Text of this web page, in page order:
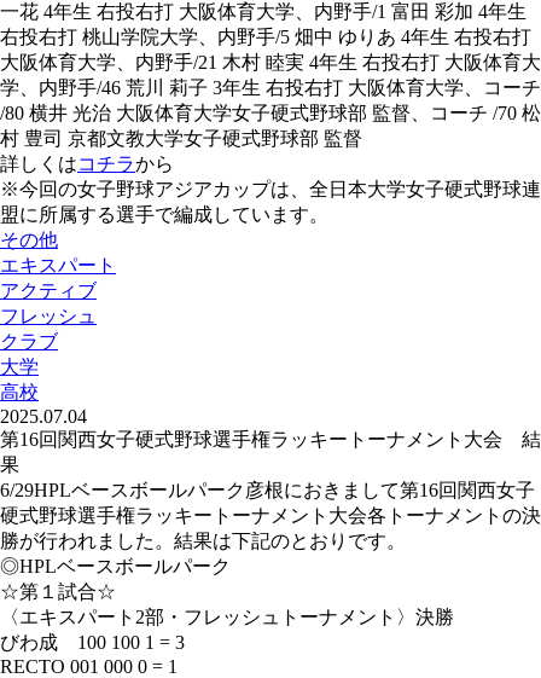
一花 4年生 右投右打 大阪体育大学、内野手/1 富田 彩加 4年生
右投右打 桃山学院大学、内野手/5 畑中 ゆりあ 4年生 右投右打
大阪体育大学、内野手/21 木村 睦実 4年生 右投右打 大阪体育大
学、内野手/46 荒川 莉子 3年生 右投右打 大阪体育大学、コーチ
/80 横井 光治 大阪体育大学女子硬式野球部 監督、コーチ /70 松
村 豊司 京都文教大学女子硬式野球部 監督
詳しくはコチラから
※今回の女子野球アジアカップは、全日本大学女子硬式野球連
盟に所属する選手で編成しています。
その他
エキスパート
アクティブ
フレッシュ
クラブ
大学
高校
2025.07.04
第16回関西女子硬式野球選手権ラッキートーナメント大会 結
果
6/29HPLベースボールパーク彦根におきまして第16回関西女子
硬式野球選手権ラッキートーナメント大会各トーナメントの決
勝が行われました。結果は下記のとおりです。
◎HPLベースボールパーク
☆第１試合☆
〈エキスパート2部・フレッシュトーナメント〉決勝
びわ成 100 100 1 = 3
RECTO 001 000 0 = 1